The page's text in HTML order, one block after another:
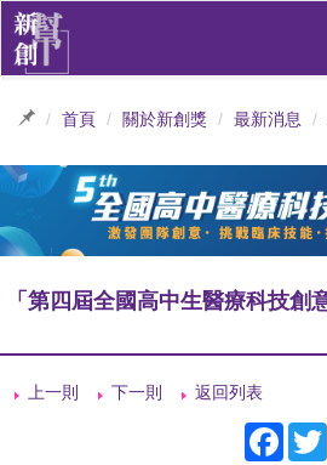
首頁 關於新創獎 最新消息
「第四屆全國高中生醫療科技創
上一則 下一則 返回列表